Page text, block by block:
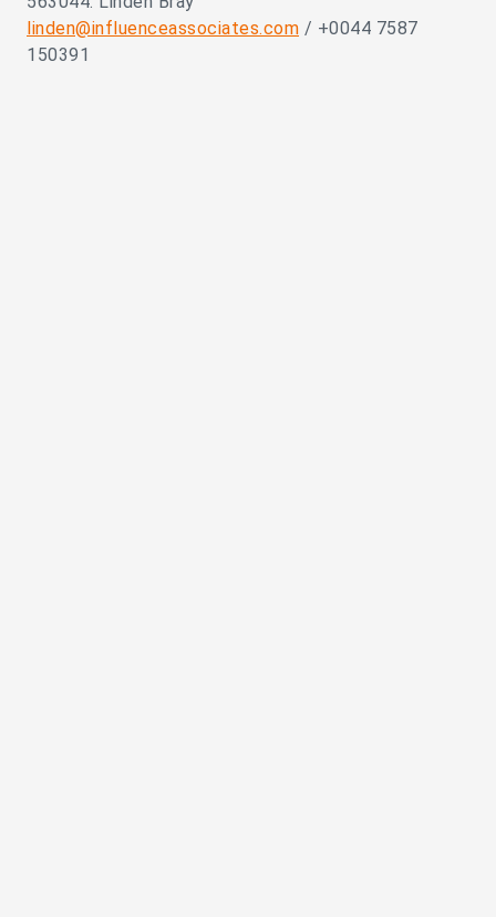
linden@influenceassociates.com / +0044 7587
150391